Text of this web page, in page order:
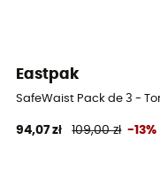
Eastpak
SafeWaist Pack de 3 -
94,07 zł 109,00 zł -13%